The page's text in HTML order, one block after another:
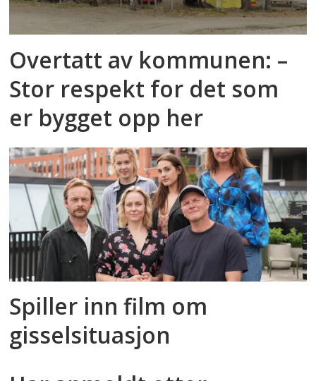
Overtatt av kommunen: –
Stor respekt for det som
er bygget opp her
Spiller inn film om
gisselsituasjon